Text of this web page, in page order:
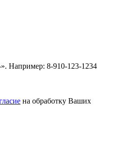
Например: 8-910-123-1234
на обработку Ваших